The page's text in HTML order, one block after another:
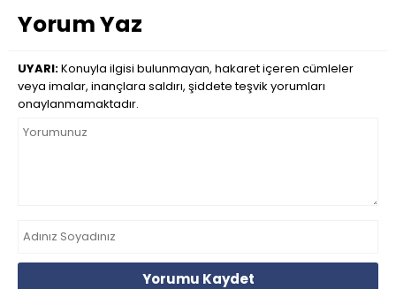
Yorum Yaz
UYARI:Konuyla ilgisi bulunmayan, hakaret içeren cümleler
veya imalar, inançlara saldırı, şiddete teşvik yorumları
onaylanmamaktadır.
Yorumu Kaydet